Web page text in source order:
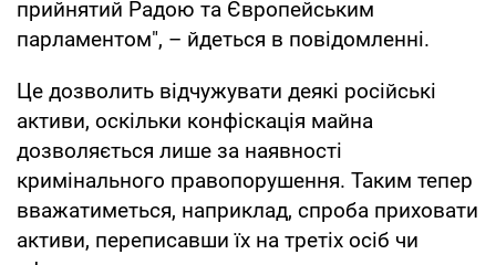
прийнятий Радою та Європейським
парламентом", – йдеться в повідомленні.
Це дозволить відчужувати деякі російські
активи, оскільки конфіскація майна
дозволяється лише за наявності
кримінального правопорушення. Таким тепер
вважатиметься, наприклад, спроба приховати
активи, переписавши їх на третіх осіб чи